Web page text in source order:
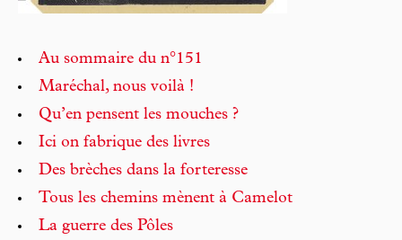
Au sommaire du n°151
Maréchal, nous voilà !
Qu’en pensent les mouches ?
Ici on fabrique des livres
Des brèches dans la forteresse
Tous les chemins mènent à Camelot
La guerre des Pôles